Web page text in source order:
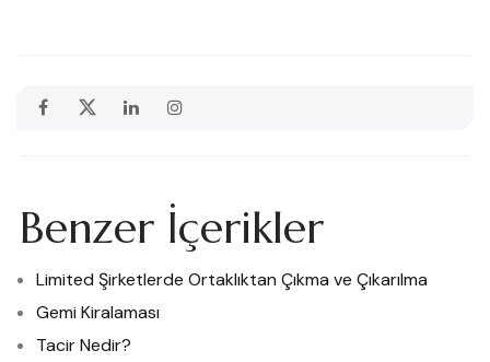
Benzer İçerikler
Limited Şirketlerde Ortaklıktan Çıkma ve Çıkarılma
Gemi Kiralaması
Tacir Nedir?